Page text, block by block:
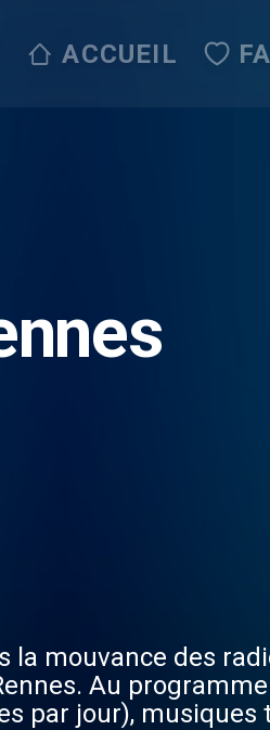
ACCUEIL
la mouvance des
Au
par jour),